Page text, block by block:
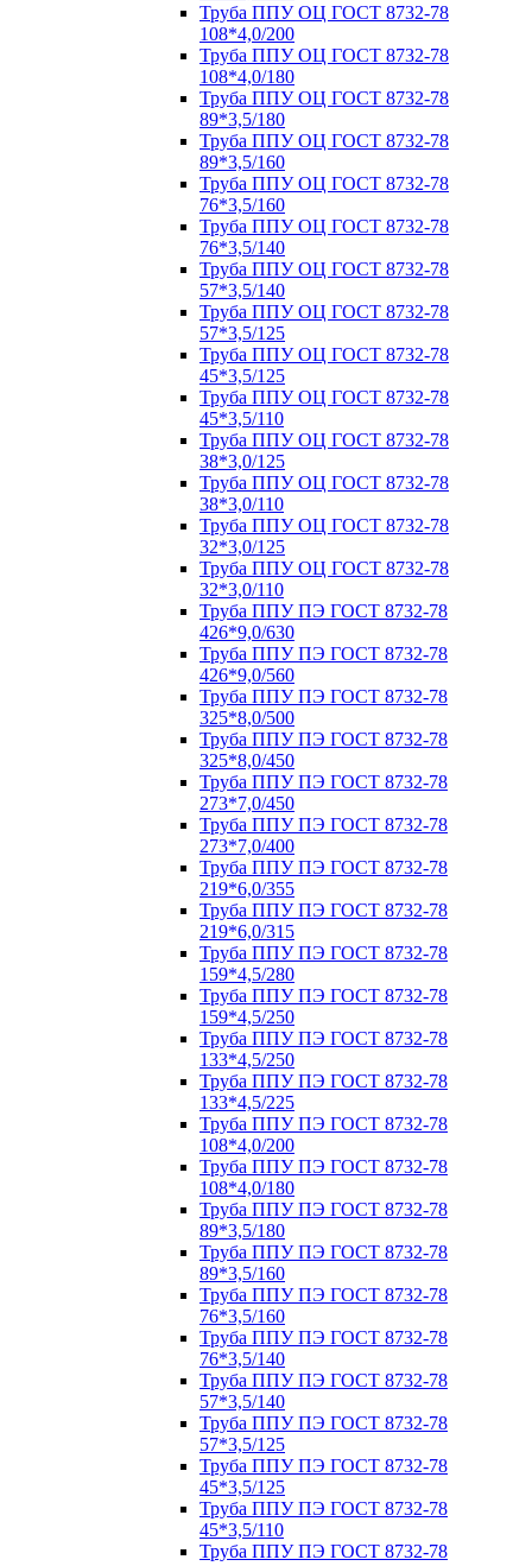
Труба ППУ ОЦ ГОСТ 8732-78
108*4,0/200
Труба ППУ ОЦ ГОСТ 8732-78
108*4,0/180
Труба ППУ ОЦ ГОСТ 8732-78
89*3,5/180
Труба ППУ ОЦ ГОСТ 8732-78
89*3,5/160
Труба ППУ ОЦ ГОСТ 8732-78
76*3,5/160
Труба ППУ ОЦ ГОСТ 8732-78
76*3,5/140
Труба ППУ ОЦ ГОСТ 8732-78
57*3,5/140
Труба ППУ ОЦ ГОСТ 8732-78
57*3,5/125
Труба ППУ ОЦ ГОСТ 8732-78
45*3,5/125
Труба ППУ ОЦ ГОСТ 8732-78
45*3,5/110
Труба ППУ ОЦ ГОСТ 8732-78
38*3,0/125
Труба ППУ ОЦ ГОСТ 8732-78
38*3,0/110
Труба ППУ ОЦ ГОСТ 8732-78
32*3,0/125
Труба ППУ ОЦ ГОСТ 8732-78
32*3,0/110
Труба ППУ ПЭ ГОСТ 8732-78
426*9,0/630
Труба ППУ ПЭ ГОСТ 8732-78
426*9,0/560
Труба ППУ ПЭ ГОСТ 8732-78
325*8,0/500
Труба ППУ ПЭ ГОСТ 8732-78
325*8,0/450
Труба ППУ ПЭ ГОСТ 8732-78
273*7,0/450
Труба ППУ ПЭ ГОСТ 8732-78
273*7,0/400
Труба ППУ ПЭ ГОСТ 8732-78
219*6,0/355
Труба ППУ ПЭ ГОСТ 8732-78
219*6,0/315
Труба ППУ ПЭ ГОСТ 8732-78
159*4,5/280
Труба ППУ ПЭ ГОСТ 8732-78
159*4,5/250
Труба ППУ ПЭ ГОСТ 8732-78
133*4,5/250
Труба ППУ ПЭ ГОСТ 8732-78
133*4,5/225
Труба ППУ ПЭ ГОСТ 8732-78
108*4,0/200
Труба ППУ ПЭ ГОСТ 8732-78
108*4,0/180
Труба ППУ ПЭ ГОСТ 8732-78
89*3,5/180
Труба ППУ ПЭ ГОСТ 8732-78
89*3,5/160
Труба ППУ ПЭ ГОСТ 8732-78
76*3,5/160
Труба ППУ ПЭ ГОСТ 8732-78
76*3,5/140
Труба ППУ ПЭ ГОСТ 8732-78
57*3,5/140
Труба ППУ ПЭ ГОСТ 8732-78
57*3,5/125
Труба ППУ ПЭ ГОСТ 8732-78
45*3,5/125
Труба ППУ ПЭ ГОСТ 8732-78
45*3,5/110
Труба ППУ ПЭ ГОСТ 8732-78